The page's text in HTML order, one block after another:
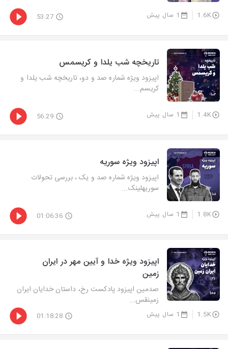
1.6K 1 سال پیش 53:27
تاریخچه شب یلدا و کریسمس
اپیزود ویژه شماره صد و دو، تاریخچه شب یلدا و
کریسم...
1.4K 1 سال پیش 56:29
اپیزود ویژه سوریه
اپیزود ویژه شماره صد و یک ، بررسی تحولات
سوریهلینک...
1.8K 1 سال پیش 01:06:36
اپیزود ویژه خدا و آیین مهر در ایران
زمین
صدمین اپیزود پادکست رخ، داستان خدایان ایران
زمینقس...
1.5K 1 سال پیش 01:18:28